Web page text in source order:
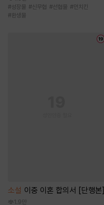
#성장물 #신무협 #선협물 #먼치킨
# 환생물
소설 이중 이혼 합의서 [단행본]
1.9만